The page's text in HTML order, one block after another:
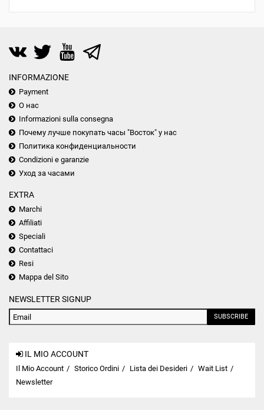
INFORMAZIONE
Payment
О нас
Informazioni sulla consegna
Почему лучше покупать часы "Восток" у нас
Политика конфиденциальности
Condizioni e garanzie
Уход за часами
EXTRA
Marchi
Affiliati
Speciali
Contattaci
Resi
Mappa del Sito
NEWSLETTER SIGNUP
SUBSCRIBE
IL MIO ACCOUNT
Il Mio Account Storico Ordini Lista dei Desideri
Wait List
Newsletter